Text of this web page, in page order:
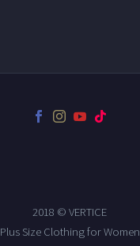
2018 © VERTICE
Plus Size Clothing for Women